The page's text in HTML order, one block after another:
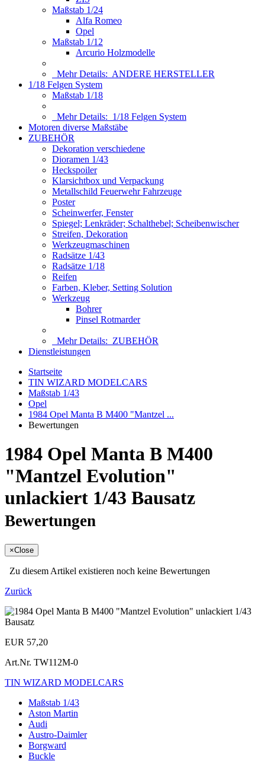
Maßstab 1/24
Alfa Romeo
Opel
Maßstab 1/12
Arcurio Holzmodelle
Mehr Details: ANDERE HERSTELLER
1/18 Felgen System
Maßstab 1/18
Mehr Details: 1/18 Felgen System
Motoren diverse Maßstäbe
ZUBEHÖR
Dekoration verschiedene
Dioramen 1/43
Heckspoiler
Klarsichtbox und Verpackung
Metallschild Feuerwehr Fahrzeuge
Poster
Scheinwerfer, Fenster
Spiegel; Lenkräder; Schalthebel; Scheibenwischer
Streifen, Dekoration
Werkzeugmaschinen
Radsätze 1/43
Radsätze 1/18
Reifen
Farben, Kleber, Setting Solution
Werkzeug
Bohrer
Pinsel Rotmarder
Mehr Details: ZUBEHÖR
Dienstleistungen
Startseite
TIN WIZARD MODELCARS
Maßstab 1/43
Opel
1984 Opel Manta B M400 "Mantzel ...
Bewertungen
1984 Opel Manta B M400
"Mantzel Evolution"
unlackiert 1/43 Bausatz
Bewertungen
×Close
Zu diesem Artikel existieren noch keine Bewertungen
Zurück
EUR 57,20
Art.Nr. TW112M-0
TIN WIZARD MODELCARS
Maßstab 1/43
Aston Martin
Audi
Austro-Daimler
Borgward
Buckle